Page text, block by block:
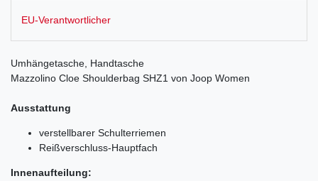
EU-Verantwortlicher
Umhängetasche, Handtasche
Mazzolino Cloe Shoulderbag SHZ1 von Joop Women
Ausstattung
verstellbarer Schulterriemen
Reißverschluss-Hauptfach
Innenaufteilung: